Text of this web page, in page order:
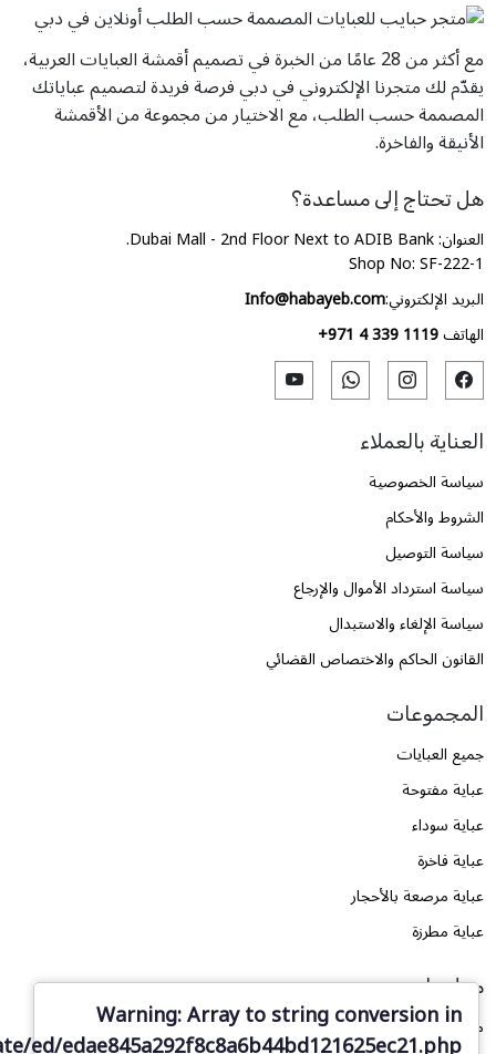
مع أكثر من 28 عامًا من الخبرة في تصميم أقمشة العبايات العربية،
يقدّم لك متجرنا الإلكتروني في دبي فرصة فريدة لتصميم عباياتك
المصممة حسب الطلب، مع الاختيار من مجموعة من الأقمشة
الأنيقة والفاخرة.
العناية بالعملاء
سياسة الخصوصية
الشروط والأحكام
سياسة التوصيل
سياسة استرداد الأموال والإرجاع
سياسة الإلغاء والاستبدال
القانون الحاكم والاختصاص القضائي
معلومات
من نحن
هل تحتاج إلى مساعدة؟
العنوان: Dubai Mall - 2nd Floor Next to ADIB Bank.
Shop No: SF-222-1
البريد الإلكتروني:Info@habayeb.com
الهاتف+971 4 339 1119
المجموعات
جميع العبايات
عباية مفتوحة
عباية سوداء
عباية فاخرة
عباية مرصعة بالأحجار
عباية مطرزة
Warning: Array to string conversion in